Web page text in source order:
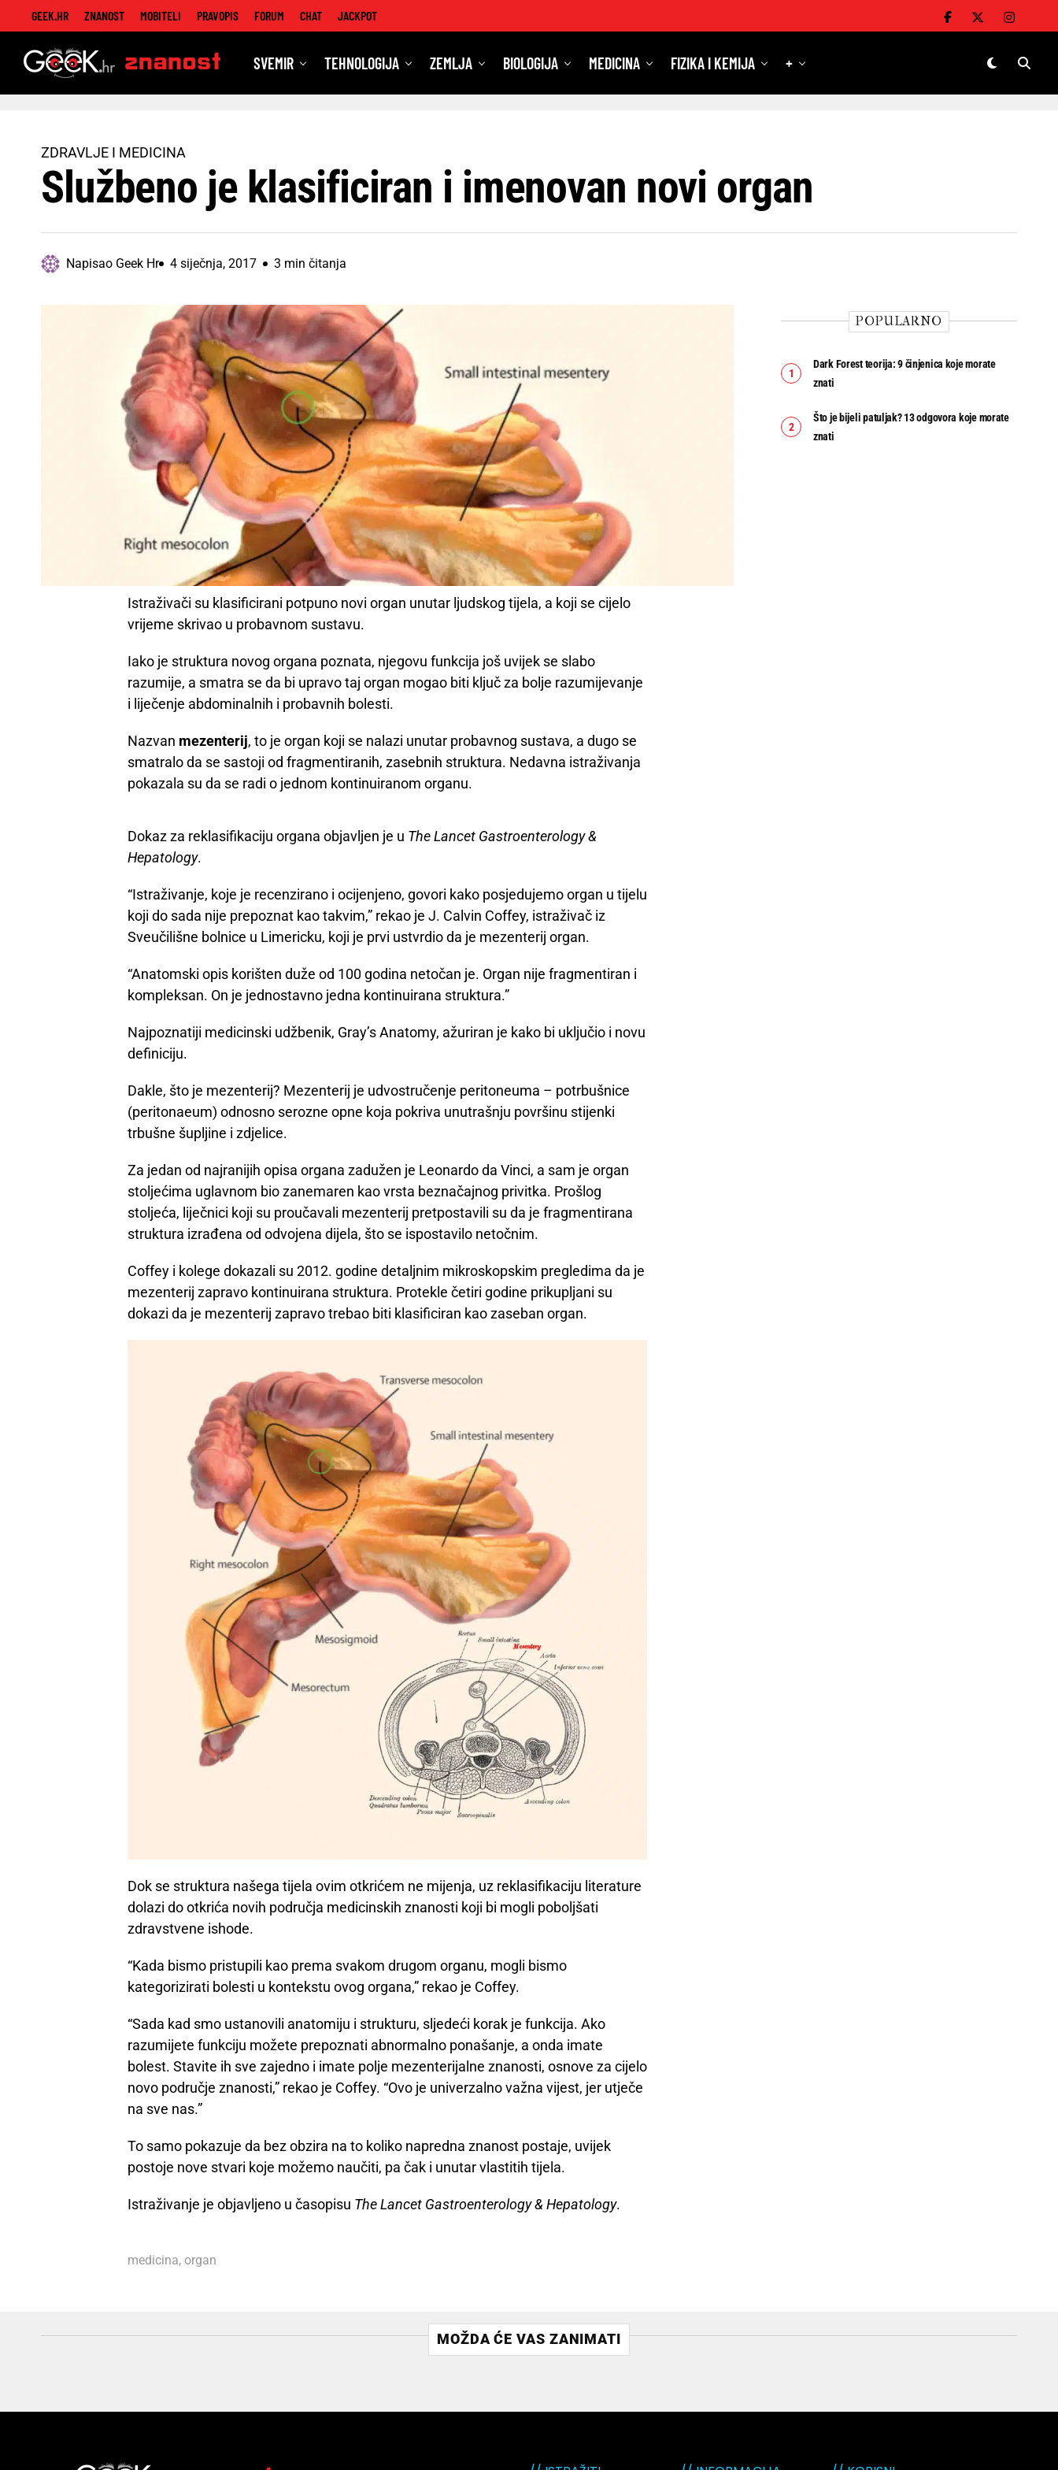
GEEK.HR ZNANOST MOBITELI PRAVOPIS FORUM CHAT JACKPOT
Znanost
SVEMIR TEHNOLOGIJA ZEMLJA BIOLOGIJA MEDICINA FIZIKA I KEMIJA +
ZDRAVLJE I MEDICINA
Službeno je klasificiran i imenovan novi organ
Napisao Geek Hr 4 siječnja, 2017 3 min čitanja
Istraživači su klasificirani potpuno novi organ unutar ljudskog tijela, a koji se cijelo
vrijeme skrivao u probavnom sustavu.
Iako je struktura novog organa poznata, njegovu funkcija još uvijek se slabo
razumije, a smatra se da bi upravo taj organ mogao biti ključ za bolje razumijevanje
i liječenje abdominalnih i probavnih bolesti.
Nazvan mezenterij, to je organ koji se nalazi unutar probavnog sustava, a dugo se
smatralo da se sastoji od fragmentiranih, zasebnih struktura. Nedavna istraživanja
pokazala su da se radi o jednom kontinuiranom organu.
Dokaz za reklasifikaciju organa objavljen je u The Lancet Gastroenterology &
Hepatology.
“Istraživanje, koje je recenzirano i ocijenjeno, govori kako posjedujemo organ u tijelu
koji do sada nije prepoznat kao takvim,” rekao je J. Calvin Coffey, istraživač iz
Sveučilišne bolnice u Limericku, koji je prvi ustvrdio da je mezenterij organ.
“Anatomski opis korišten duže od 100 godina netočan je. Organ nije fragmentiran i
kompleksan. On je jednostavno jedna kontinuirana struktura.”
Najpoznatiji medicinski udžbenik, Gray’s Anatomy, ažuriran je kako bi uključio i novu
definiciju.
Dakle, što je mezenterij? Mezenterij je udvostručenje peritoneuma – potrbušnice
(peritonaeum) odnosno serozne opne koja pokriva unutrašnju površinu stijenki
trbušne šupljine i zdjelice.
Za jedan od najranijih opisa organa zadužen je Leonardo da Vinci, a sam je organ
stoljećima uglavnom bio zanemaren kao vrsta beznačajnog privitka. Prošlog
stoljeća, liječnici koji su proučavali mezenterij pretpostavili su da je fragmentirana
struktura izrađena od odvojena dijela, što se ispostavilo netočnim.
Coffey i kolege dokazali su 2012. godine detaljnim mikroskopskim pregledima da je
mezenterij zapravo kontinuirana struktura. Protekle četiri godine prikupljani su
dokazi da je mezenterij zapravo trebao biti klasificiran kao zaseban organ.
Dok se struktura našega tijela ovim otkrićem ne mijenja, uz reklasifikaciju literature
dolazi do otkrića novih područja medicinskih znanosti koji bi mogli poboljšati
zdravstvene ishode.
“Kada bismo pristupili kao prema svakom drugom organu, mogli bismo
kategorizirati bolesti u kontekstu ovog organa,” rekao je Coffey.
“Sada kad smo ustanovili anatomiju i strukturu, sljedeći korak je funkcija. Ako
razumijete funkciju možete prepoznati abnormalno ponašanje, a onda imate
bolest. Stavite ih sve zajedno i imate polje mezenterijalne znanosti, osnove za cijelo
novo područje znanosti,” rekao je Coffey. “Ovo je univerzalno važna vijest, jer utječe
na sve nas.”
To samo pokazuje da bez obzira na to koliko napredna znanost postaje, uvijek
postoje nove stvari koje možemo naučiti, pa čak i unutar vlastitih tijela.
Istraživanje je objavljeno u časopisu The Lancet Gastroenterology & Hepatology.
medicina, organ
POPULARNO
Dark Forest teorija: 9 činjenica koje morate
znati
Što je bijeli patuljak? 13 odgovora koje morate
znati
MOŽDA ĆE VAS ZANIMATI